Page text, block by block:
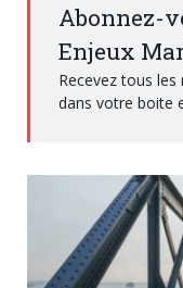
Abonnez-
Enjeux
Recevez tous
dans votre boite